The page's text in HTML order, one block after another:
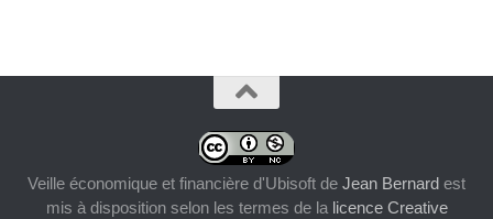
Veille économique et financière d'Ubisoft de Jean Bernard est
mis à disposition selon les termes de la licence Creative